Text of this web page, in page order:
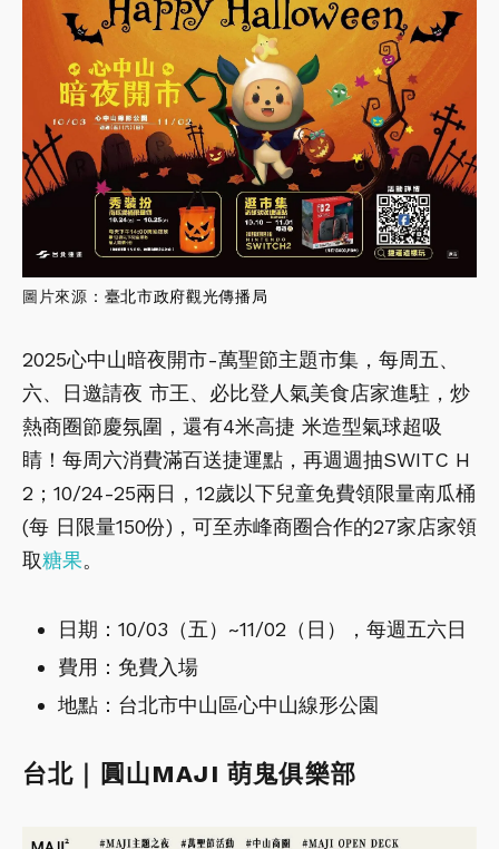
圖片來源 ： 臺北市政府觀光傳播局
2025心中山暗夜開市-萬聖節主題市集，每周五、
六、日邀請夜 市王、必比登人氣美食店家進駐，炒
熱商圈節慶氛圍，還有4米高捷 米造型氣球超吸
睛！每周六消費滿百送捷運點，再週週抽SWITC H
2；10/24-25兩日，12歲以下兒童免費領限量南瓜桶
(每 日限量150份)，可至赤峰商圈合作的27家店家領
取糖果。
日期：10/03（五）~11/02（日），每週五六日
費用：免費入場
地點：台北市中山區心中山線形公園
台北｜圓山MAJI 萌鬼俱樂部